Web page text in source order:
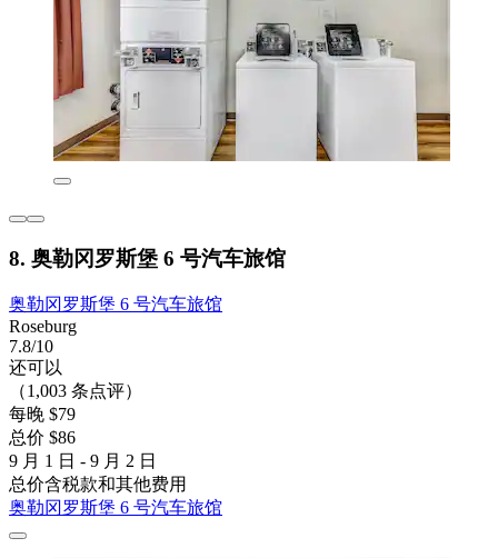
8. 奥勒冈罗斯堡 6 号汽车旅馆
奥勒冈罗斯堡 6 号汽车旅馆
Roseburg
7.8/10
还可以
（1,003 条点评）
每晚 $79
总价 $86
9 月 1 日 - 9 月 2 日
总价含税款和其他费用
奥勒冈罗斯堡 6 号汽车旅馆